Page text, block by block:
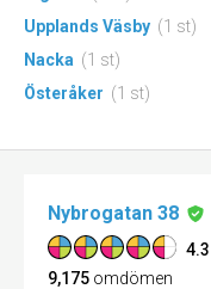
Upplands Väsby (1 st)
Nacka (1 st)
Österåker (1 st)
Nybrogatan 38
4.3
9,175 omdömen